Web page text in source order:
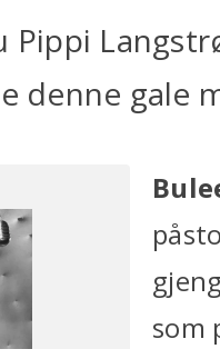
denne gale
som